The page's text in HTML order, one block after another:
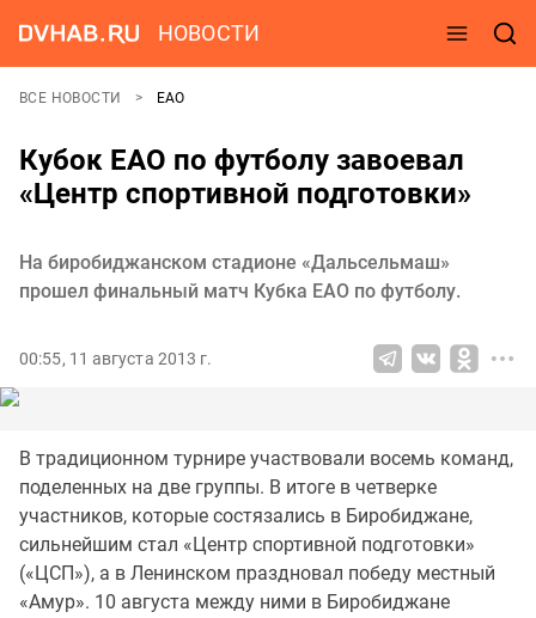
НОВОСТИ
ВСЕ НОВОСТИ ЕАО
Кубок ЕАО по футболу завоевал
«Центр спортивной подготовки»
На биробиджанском стадионе «Дальсельмаш»
прошел финальный матч Кубка ЕАО по футболу.
00:55, 11 августа 2013 г.
В традиционном турнире участвовали восемь команд,
поделенных на две группы. В итоге в четверке
участников, которые состязались в Биробиджане,
сильнейшим стал «Центр спортивной подготовки»
(«ЦСП»), а в Ленинском праздновал победу местный
«Амур». 10 августа между ними в Биробиджане